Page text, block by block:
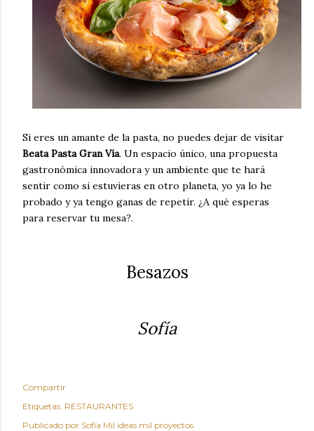
Si eres un amante de la pasta, no puedes dejar de visitar
Beata Pasta Gran Vía. Un espacio único, una propuesta
gastronómica innovadora y un ambiente que te hará
sentir como si estuvieras en otro planeta, yo ya lo he
probado y ya tengo ganas de repetir. ¿A qué esperas
para reservar tu mesa?.
Besazos
Sofía
Compartir
Etiquetas: RESTAURANTES
Publicado por Sofía Mil ideas mil proyectos